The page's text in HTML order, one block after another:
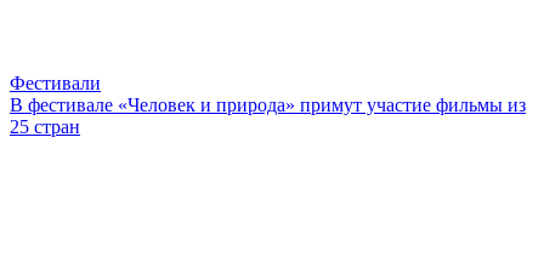
Фестивали
В фестивале «Человек и природа» примут участие фильмы из
25 стран